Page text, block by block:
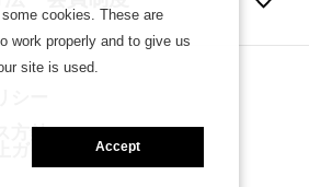
ー
方針
ガイドライン
cookies. These are
work properly and to give us
site is used.
Accept